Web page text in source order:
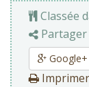
Classée
Partager
Google+
Imprimer